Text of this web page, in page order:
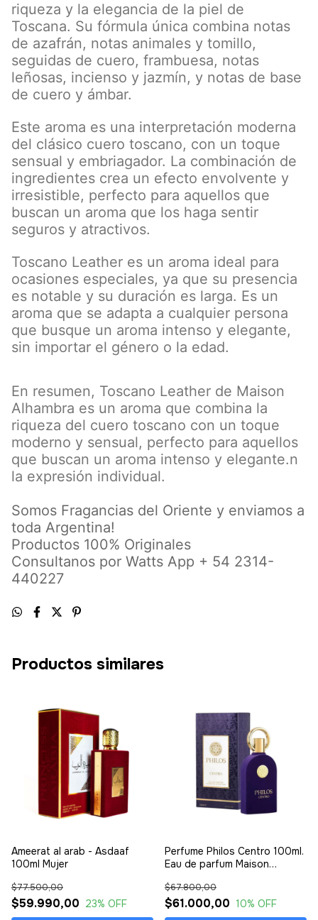
riqueza y la elegancia de la piel de
Toscana. Su fórmula única combina notas
de azafrán, notas animales y tomillo,
seguidas de cuero, frambuesa, notas
leñosas, incienso y jazmín, y notas de base
de cuero y ámbar.
Este aroma es una interpretación moderna
del clásico cuero toscano, con un toque
sensual y embriagador. La combinación de
ingredientes crea un efecto envolvente y
irresistible, perfecto para aquellos que
buscan un aroma que los haga sentir
seguros y atractivos.
Toscano Leather es un aroma ideal para
ocasiones especiales, ya que su presencia
es notable y su duración es larga. Es un
aroma que se adapta a cualquier persona
que busque un aroma intenso y elegante,
sin importar el género o la edad.
En resumen, Toscano Leather de Maison
Alhambra es un aroma que combina la
riqueza del cuero toscano con un toque
moderno y sensual, perfecto para aquellos
que buscan un aroma intenso y elegante.n
la expresión individual.
Somos Fragancias del Oriente y enviamos a
toda Argentina!
Productos 100% Originales
Consultanos por Watts App + 54 2314-
440227
Productos similares
Ameerat al arab - Asdaaf
100ml Mujer
$59.990,00
$77.500,00
23% OFF
Perfume Philos Centro 100ml.
Eau de parfum Maison
$61.000,00
$67.800,00
10% OFF